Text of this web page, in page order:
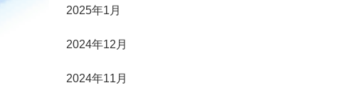
2025年1月
2024年12月
2024年11月